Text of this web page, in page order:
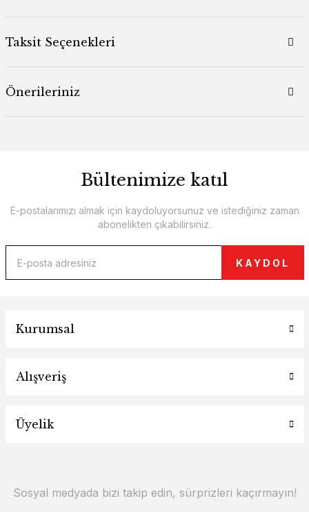
Taksit Seçenekleri
Önerileriniz
Bültenimize katıl
E-postalarımızı almak için kaydoluyorsunuz ve istediğiniz zaman
abonelikten çıkabilirsiniz.
KAYDOL
Kurumsal
Alışveriş
Üyelik
Sosyal medyada bizi takip edin, sürprizleri kaçırmayın!